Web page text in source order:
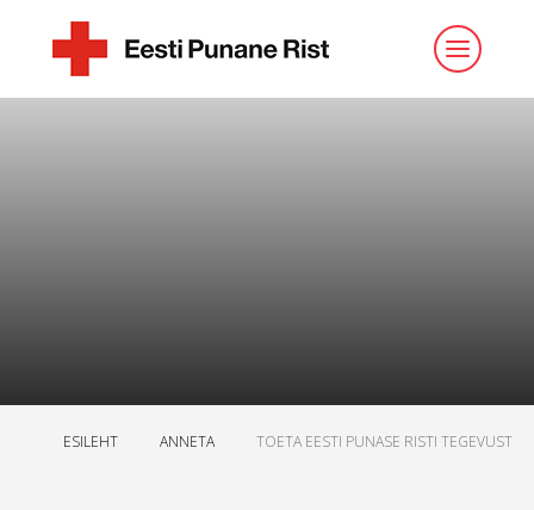
ESILEHT ANNETA TOETA EESTI PUNASE RISTI TEGEVUST